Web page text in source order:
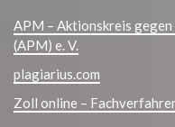
APM – Aktionskreis
(APM) e. V.
plagiarius.com
Zoll online –